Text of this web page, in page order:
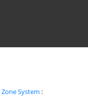
Zone System :